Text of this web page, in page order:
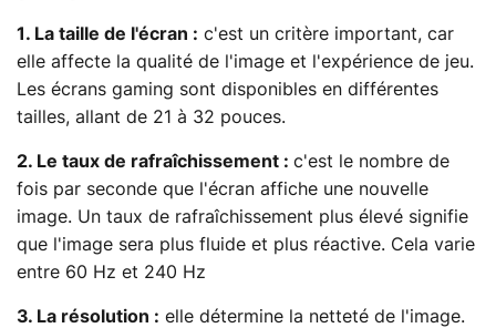
1. La taille de l'écran : c'est un critère important, car
elle affecte la qualité de l'image et l'expérience de jeu.
Les écrans gaming sont disponibles en différentes
tailles, allant de 21 à 32 pouces.
2. Le taux de rafraîchissement : c'est le nombre de
fois par seconde que l'écran affiche une nouvelle
image. Un taux de rafraîchissement plus élevé signifie
que l'image sera plus fluide et plus réactive. Cela varie
entre 60 Hz et 240 Hz
3. La résolution : elle détermine la netteté de l'image.